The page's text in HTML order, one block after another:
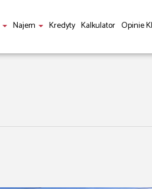
Najem Kredyty Kalkulator Opinie